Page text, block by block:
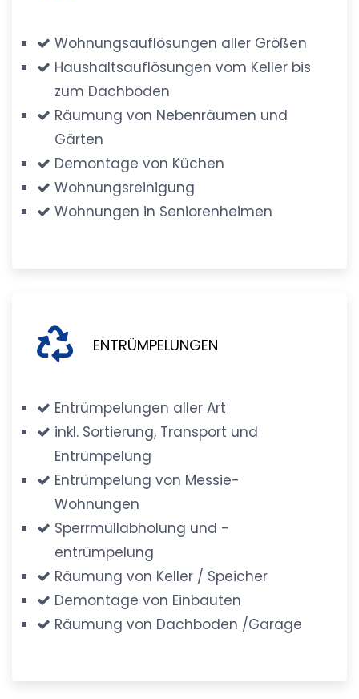
Wohnungsauflösungen aller Größen
Haushaltsauflösungen vom Keller bis
zum Dachboden
Räumung von Nebenräumen und
Gärten
Demontage von Küchen
Wohnungsreinigung
Wohnungen in Seniorenheimen
ENTRÜMPELUNGEN
Entrümpelungen aller Art
inkl. Sortierung, Transport und
Entrümpelung
Entrümpelung von Messie-
Wohnungen
Sperrmüllabholung und -
entrümpelung
Räumung von Keller / Speicher
Demontage von Einbauten
Räumung von Dachboden /Garage